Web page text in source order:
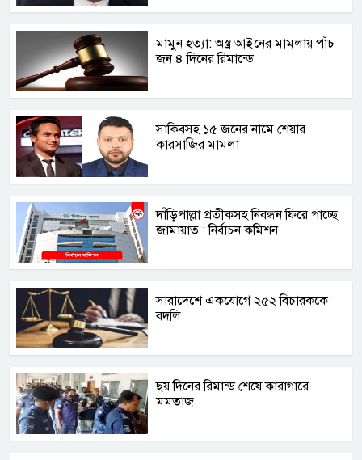
মামুন হত্যা: অস্ত্র আইনের মামলায় পাঁচ
জন ৪ দিনের রিমান্ডে
সাকিবসহ ১৫ জনের নামে শেয়ার
কারসাজির মামলা
দাঁড়িপাল্লা প্রতীকসহ নিবন্ধন ফিরে পাচ্ছে
জামায়াত : নির্বাচন কমিশন
সারাদেশে একযোগে ২৫২ বিচারককে
বদলি
ছয় দিনের রিমান্ড শেষে কারাগারে
মমতাজ